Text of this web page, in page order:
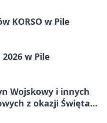
KORSO w Pile
2026 w Pile
Wojskowy i innych
z okazji Święta